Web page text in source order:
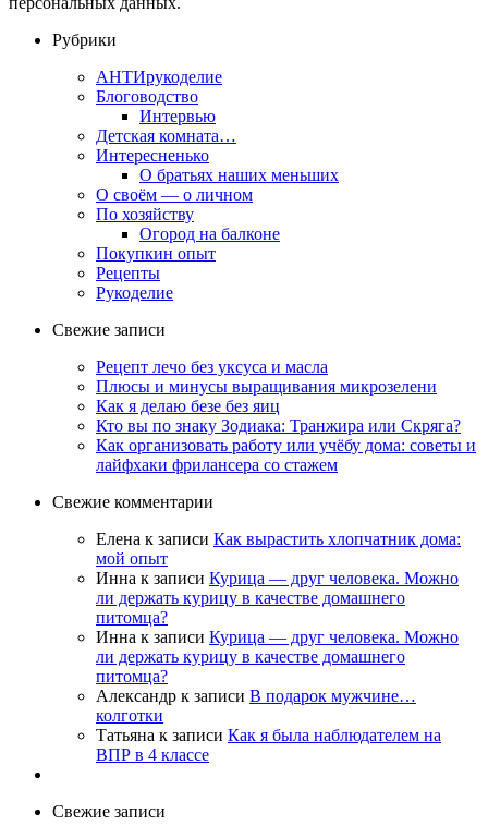
Рубрики
АНТИрукоделие
Блоговодство
Интервью
Детская комната…
Интересненько
О братьях наших меньших
О своём — о личном
По хозяйству
Огород на балконе
Покупкин опыт
Рецепты
Рукоделие
Свежие записи
Рецепт лечо без уксуса и масла
Плюсы и минусы выращивания микрозелени
Как я делаю безе без яиц
Кто вы по знаку Зодиака: Транжира или Скряга?
Как организовать работу или учёбу дома: советы и
лайфхаки фрилансера со стажем
Свежие комментарии
Елена к записи Как вырастить хлопчатник дома:
мой опыт
Инна к записи Курица — друг человека. Можно
ли держать курицу в качестве домашнего
питомца?
Инна к записи Курица — друг человека. Можно
ли держать курицу в качестве домашнего
питомца?
Александр к записи В подарок мужчине…
колготки
Татьяна к записи Как я была наблюдателем на
ВПР в 4 классе
Свежие записи